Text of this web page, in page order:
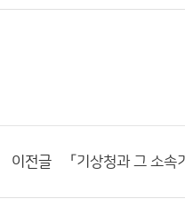
이전글